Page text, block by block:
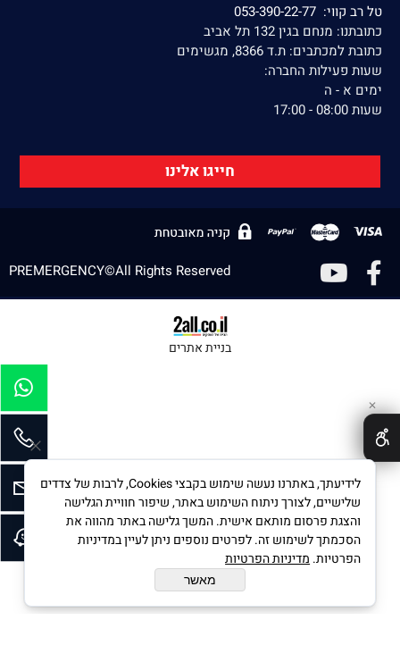
טל רב קווי: 053-390-22-77
כתובתנו: מנחם בגין 132 תל אביב
כתובת למכתבים: ת.ד 8366, מגשימים
שעות פעילות החברה:
ימים א - ה
שעות 08:00 - 17:00
חייגו אלינו
PREMERGENCY©All Rights Reserved
בניית אתרים
✕
לידיעתך, באתרנו נעשה שימוש בקבצי Cookies, לרבות של צדדים
שלישיים, לצורך ניתוח השימוש באתר, שיפור חוויית הגלישה
והצגת פרסום מותאם אישית. המשך גלישה באתר מהווה את
הסכמתך לשימוש זה. לפרטים נוספים ניתן לעיין במדיניות
הפרטיות. מדיניות הפרטיות
מאשר